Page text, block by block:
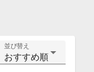
並び替え
おすすめ順